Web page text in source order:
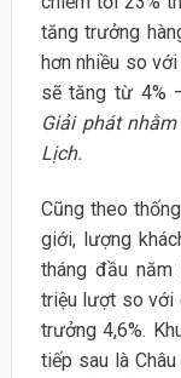
tăng trưởng
hơn nhiều so
sẽ tăng từ 4%
Giải phát
Lịch.
Cũng theo
giới, lượng
tháng đầu
triệu lượt so với
trưởng 4,6%.
tiếp sau là